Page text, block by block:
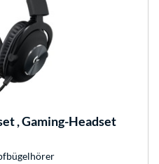
, Gaming-Headset